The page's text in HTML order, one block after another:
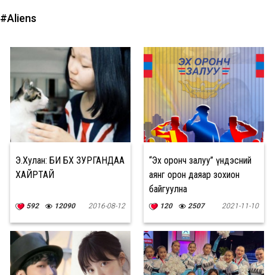
#Aliens
Э.Хулан: БИ БҮХ ЗУРГАНДАА
ХАЙРТАЙ
592 12090 2016-08-12
“Эх оронч залуу” үндэсний
аянг орон даяар зохион
байгуулна
120 2507 2021-11-10